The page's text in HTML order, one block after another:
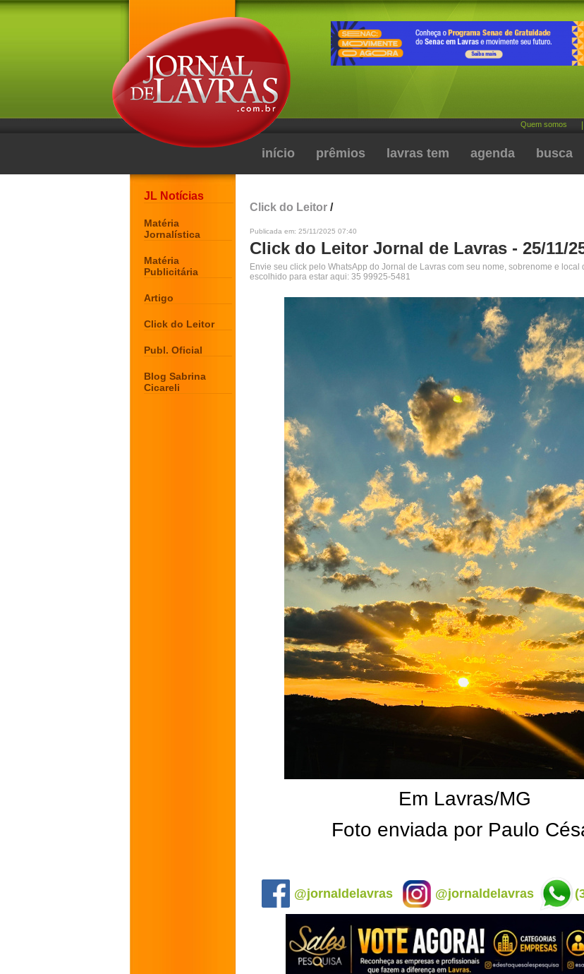
Quem somos
início prêmios lavras tem agenda busca
JL Notícias
Matéria
Jornalística
Matéria
Publicitária
Artigo
Click do Leitor
Publ. Oficial
Blog Sabrina
Cicareli
Click do Leitor /
Publicada em: 25/11/2025 07:40
Click do Leitor Jornal de Lavras - 25/11/
Envie seu click pelo WhatsApp do Jornal de Lavras com seu nome, sobrenome e local
escolhido para estar aqui: 35 99925-5481
Em Lavras/MG
Foto enviada por Paulo
@jornaldelavras @jornaldelavras